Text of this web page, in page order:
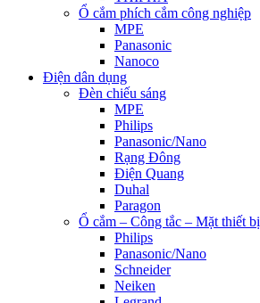
Ổ cắm phích cắm công nghiệp
MPE
Panasonic
Nanoco
Điện dân dụng
Đèn chiếu sáng
MPE
Philips
Panasonic/Nano
Rạng Đông
Điện Quang
Duhal
Paragon
Ổ cắm – Công tắc – Mặt thiết bị
Philips
Panasonic/Nano
Schneider
Neiken